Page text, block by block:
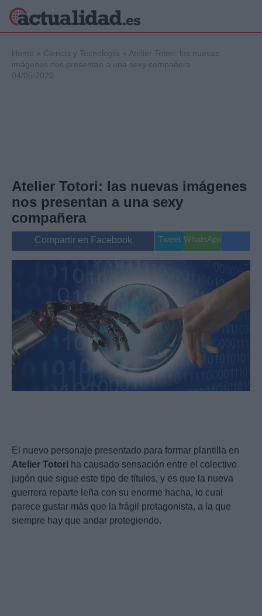
Internacional
Viajes
Gente
Musica
Home » Ciencia y Tecnología » Atelier Totori: las nuevas
imágenes nos presentan a una sexy compañera
04/05/2020
Atelier Totori: las nuevas imágenes
nos presentan a una sexy
compañera
Compartir en Facebook Tweet WhatsApp
El nuevo personaje presentado para formar plantilla en
Atelier Totori ha causado sensación entre el colectivo
jugón que sigue este tipo de títulos, y es que la nueva
guerrera reparte leña con su enorme hacha, lo cual
parece gustar más que la frágil protagonista, a la que
siempre hay que andar protegiendo.